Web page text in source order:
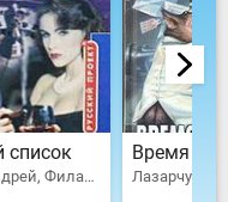
список
Серов Андрей, Филатов Никита Александрович